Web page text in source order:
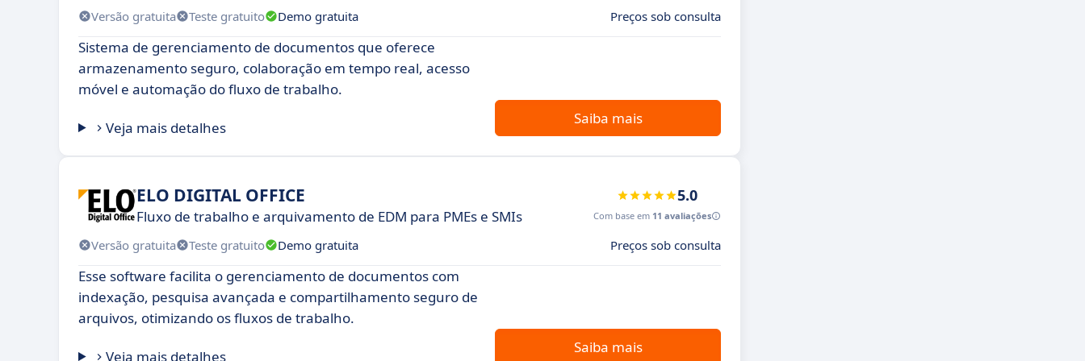
Versão gratuita Teste gratuito Demo gratuita Preços sob consulta
Sistema de gerenciamento de documentos que oferece
armazenamento seguro, colaboração em tempo real, acesso
móvel e automação do fluxo de trabalho.
Veja mais detalhes
Saiba mais
ELO DIGITAL OFFICE
Fluxo de trabalho e arquivamento de EDM para PMEs e SMIs
5.0
Com base em 11 avaliações
Versão gratuita Teste gratuito Demo gratuita Preços sob consulta
Esse software facilita o gerenciamento de documentos com
indexação, pesquisa avançada e compartilhamento seguro de
arquivos, otimizando os fluxos de trabalho.
Veja mais detalhes
Saiba mais